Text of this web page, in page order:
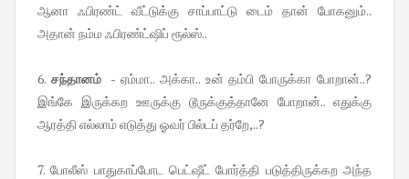
ஆனா ஃபிரண்ட் வீட்டுக்கு சாப்பாட்டு டைம் தான் போகனும்..
அதான் நம்ம ஃபிரண்ட்ஷிப் ரூல்ஸ்..
6. சந்தானம்- ஏம்மா.. அக்கா.. உன் தம்பி போருக்கா போறான்..?
இங்கே இருக்கற ஊருக்கு டூருக்குத்தானே போறான்.. எதுக்கு
ஆரத்தி எல்லாம் எடுத்து ஓவர் பில்டப் தர்றே,..?
7. போலீஸ் பாதுகாப்போட பெட்ஷீட் போர்த்தி படுத்திருக்கற அந்த